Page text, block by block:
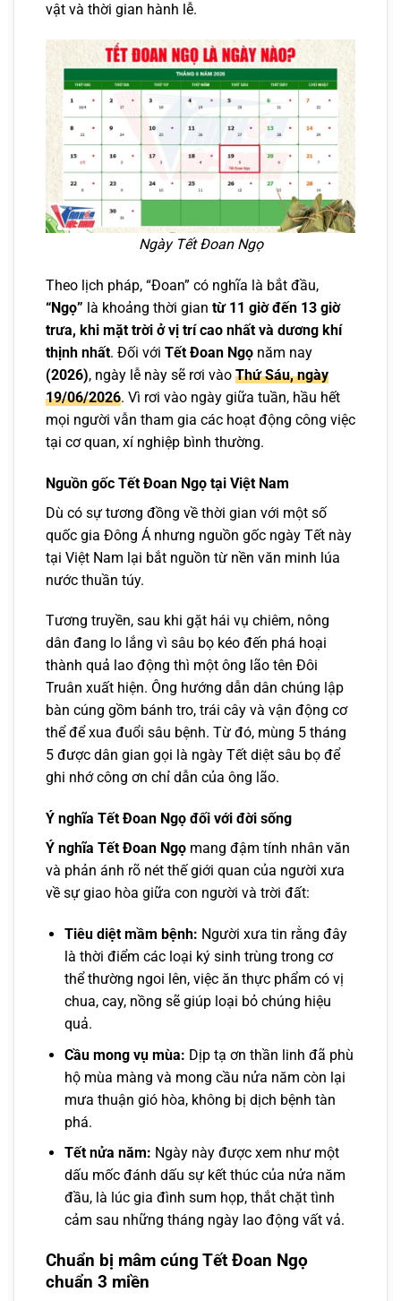
vật và thời gian hành lễ.
Ngày Tết Đoan Ngọ
Theo lịch pháp, “Đoan” có nghĩa là bắt đầu,
“Ngọ” là khoảng thời gian từ 11 giờ đến 13 giờ
trưa, khi mặt trời ở vị trí cao nhất và dương khí
thịnh nhất. Đối với Tết Đoan Ngọ năm nay
(2026), ngày lễ này sẽ rơi vào Thứ Sáu, ngày
19/06/2026. Vì rơi vào ngày giữa tuần, hầu hết
mọi người vẫn tham gia các hoạt động công việc
tại cơ quan, xí nghiệp bình thường.
Nguồn gốc Tết Đoan Ngọ tại Việt Nam
Dù có sự tương đồng về thời gian với một số
quốc gia Đông Á nhưng nguồn gốc ngày Tết này
tại Việt Nam lại bắt nguồn từ nền văn minh lúa
nước thuần túy.
Tương truyền, sau khi gặt hái vụ chiêm, nông
dân đang lo lắng vì sâu bọ kéo đến phá hoại
thành quả lao động thì một ông lão tên Đôi
Truân xuất hiện. Ông hướng dẫn dân chúng lập
bàn cúng gồm bánh tro, trái cây và vận động cơ
thể để xua đuổi sâu bệnh. Từ đó, mùng 5 tháng
5 được dân gian gọi là ngày Tết diệt sâu bọ để
ghi nhớ công ơn chỉ dẫn của ông lão.
Ý nghĩa Tết Đoan Ngọ đối với đời sống
Ý nghĩa Tết Đoan Ngọ mang đậm tính nhân văn
và phản ánh rõ nét thế giới quan của người xưa
về sự giao hòa giữa con người và trời đất:
Tiêu diệt mầm bệnh: Người xưa tin rằng đây
là thời điểm các loại ký sinh trùng trong cơ
thể thường ngoi lên, việc ăn thực phẩm có vị
chua, cay, nồng sẽ giúp loại bỏ chúng hiệu
quả.
Cầu mong vụ mùa: Dịp tạ ơn thần linh đã phù
hộ mùa màng và mong cầu nửa năm còn lại
mưa thuận gió hòa, không bị dịch bệnh tàn
phá.
Tết nửa năm: Ngày này được xem như một
dấu mốc đánh dấu sự kết thúc của nửa năm
đầu, là lúc gia đình sum họp, thắt chặt tình
cảm sau những tháng ngày lao động vất vả.
Chuẩn bị mâm cúng Tết Đoan Ngọ
chuẩn 3 miền